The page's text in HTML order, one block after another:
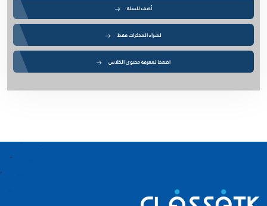
أضف للسلة
لشراء المذكرات فقط
اضغط لمعرفة محتوى الكلاس